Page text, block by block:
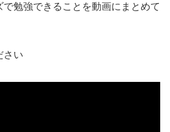
勉強できることを動画にまとめて
さい